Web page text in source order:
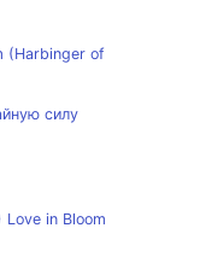
(Harbinger of
силу
in Bloom